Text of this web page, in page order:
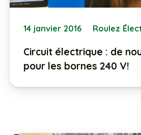
14 janvier 2016 Roulez
Circuit électrique : de
pour les bornes 240 V!